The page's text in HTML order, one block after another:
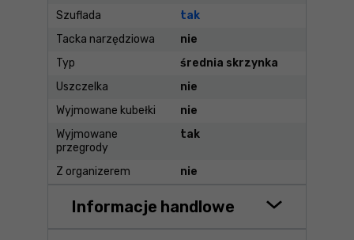
Szuflada
tak
Tacka narzędziowa
nie
Typ
średnia skrzynka
Uszczelka
nie
Wyjmowane kubełki
nie
Wyjmowane
przegrody
tak
Z organizerem nie
Informacje handlowe